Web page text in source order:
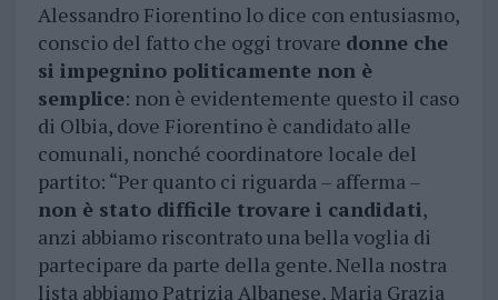
Alessandro Fiorentino lo dice con entusiasmo,
conscio del fatto che oggi trovare donne che
si impegnino politicamente non è
semplice: non è evidentemente questo il caso
di Olbia, dove Fiorentino è candidato alle
comunali, nonché coordinatore locale del
partito: “Per quanto ci riguarda – afferma –
non è stato difficile trovare i candidati,
anzi abbiamo riscontrato una bella voglia di
partecipare da parte della gente. Nella nostra
lista abbiamo Patrizia Albanese, Maria Grazia